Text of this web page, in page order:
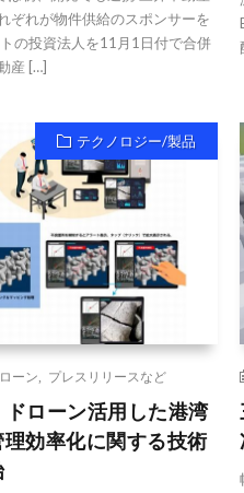
ぞれが物件供給のスポンサーを
の投資法人を11月1日付で合併
産 […]
テクノロジー/製品
ローン プレスリリースなど
ローン活用した港湾
効率化に関する技術